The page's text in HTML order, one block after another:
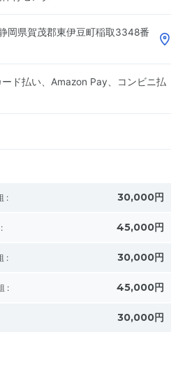
岡県賀茂郡東伊豆町稲取3348番
ド払い、Amazon Pay、コンビニ払
: 30,000円
: 45,000円
: 30,000円
: 45,000円
30,000円